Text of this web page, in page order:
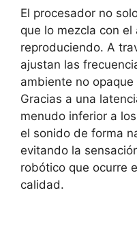
El procesador no
que lo mezcla con el
reproduciendo. A
ajustan las
ambiente no
Gracias a una
menudo inferior a
el sonido de forma
evitando la
robótico que ocurre
calidad.